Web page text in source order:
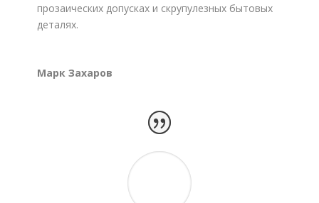
прозаических допусках и скрупулезных бытовых
деталях.
Марк Захаров